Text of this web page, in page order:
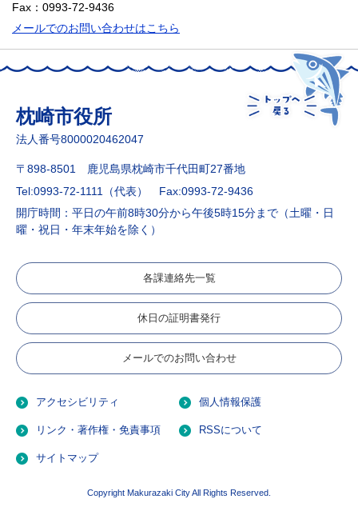
Fax：0993-72-9436
メールでのお問い合わせはこちら
枕崎市役所
法人番号8000020462047
〒898-8501 鹿児島県枕崎市千代田町27番地
Tel:0993-72-1111（代表）
Fax:0993-72-9436
開庁時間：平日の午前8時30分から午後5時15分まで（土曜・日
曜・祝日・年末年始を除く）
各課連絡先一覧
休日の証明書発行
メールでのお問い合わせ
アクセシビリティ 個人情報保護
リンク・著作権・免責事項 RSSについて
サイトマップ
Copyright Makurazaki City All Rights Reserved.